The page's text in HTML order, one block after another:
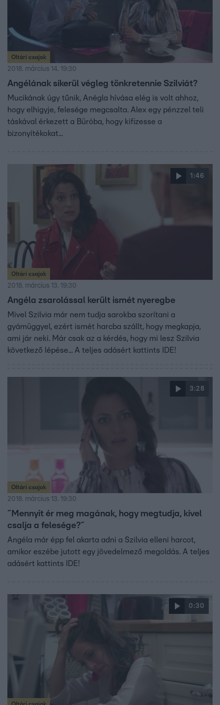
Oltári csajok
2018. március 14. 19:30
Angélának sikerül végleg tönkretennie Szilviát?
Mucikának úgy tűnik, Anégla hívása elég is volt ahhoz,
hogy elhigyje, felesége megcsalta. Alex egy pénzzel teli
táskával érkezett a Büróba, hogy kifizesse a
bizonyítékokat...
1:46
Oltári csajok
2018. március 13. 19:30
Angéla zsarolással került ismét nyeregbe
Mivel Szilvia már nem tudja sarokba szorítani a
gyámüggyel, ezért ismét harcba szállt, hogy megkapja,
ami jár neki. Már csak az a kérdés, hogy mi lesz Szilvia
következő lépése... A teljes adásért kattints IDE!
3:28
Oltári csajok
2018. március 13. 19:30
˝Mennyit ér meg magának, hogy megtudja, kivel
csalja a felesége?˝
Angéla már épp fel akarta adni a Szilvia elleni harcot,
amikor eszébe jutott egy jövedelmező megoldás. A teljes
adásért kattints IDE!
0:30